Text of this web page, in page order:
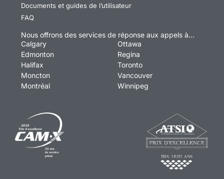
Documents et guides de l’utilisateur
FAQ
Nous offrons des services de réponse aux appels à…
Calgary
Edmonton
Halifax
Moncton
Montréal
Ottawa
Regina
Toronto
Vancouver
Winnipeg